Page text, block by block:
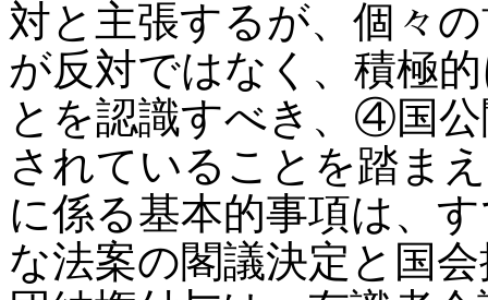
対と主張するが、個々
が反対ではなく、積極
とを認識すべき、④国
されていることを踏ま
に係る基本的事項は、
な法案の閣議決定と国